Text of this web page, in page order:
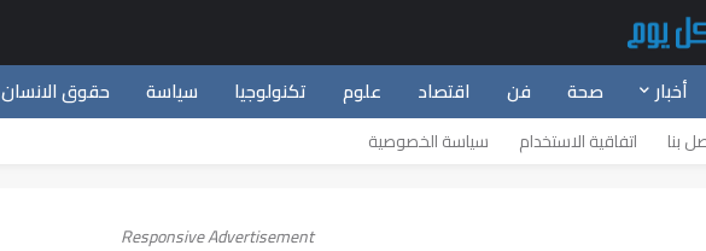
أخبار صحة فن اقتصاد علوم تكنولوجيا سياسة حقوق الانسان
بنا اتفاقية الاستخدام سياسة الخصوصية
Responsive Advertisement